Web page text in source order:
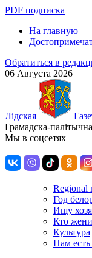
PDF подписка
На главную
Обратиться в
06 Августа 2026
Лiдская
Грамадска-
Мы в соцсетях
Regional
Год
Ищу
Кто
Культура
Нам есть